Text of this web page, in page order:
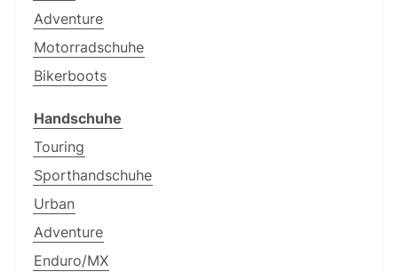
Adventure
Motorradschuhe
Bikerboots
Handschuhe
Touring
Sporthandschuhe
Urban
Adventure
Enduro/MX